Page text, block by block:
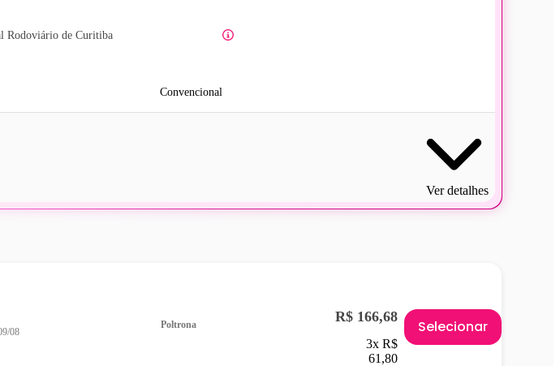
Rodoviário de Curitiba
Convencional
Ver detalhes
08
Poltrona R$ 166,68
3x R$
61,80
Selecionar